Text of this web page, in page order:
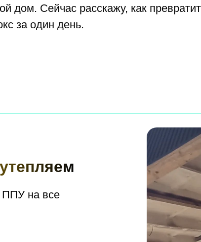
дом. Сейчас расскажу, как
за один день.
ППУ на все